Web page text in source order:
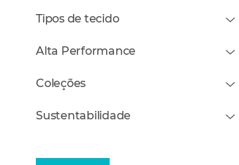
Tipos de tecido
Alta Performance
Coleções
Sustentabilidade